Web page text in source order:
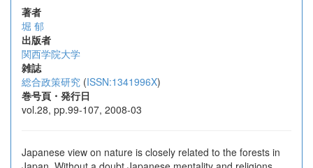
著者
堀 郁
出版者
関西学院大学
雑誌
総合政策研究 (ISSN:1341996X)
巻号頁・発行日
vol.28, pp.99-107, 2008-03
Japanese view on nature is closely related to the forests in